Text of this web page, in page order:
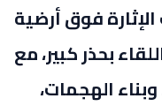
فوق أرضية
بحذر كبير، مع
الهجمات،